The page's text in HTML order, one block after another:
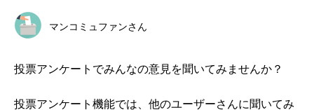
マンコミュファンさん
投票アンケートでみんなの意見を聞いてみませんか？
投票アンケート機能では、他のユーザーさんに聞いてみ